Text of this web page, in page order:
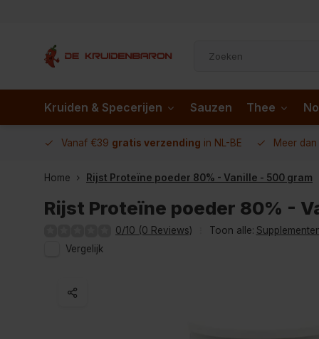
Kruiden & Specerijen Sauzen Thee
Vanaf €39 gratis verzending in NL-BE Meer dan
Home Rijst Proteïne poeder 80% - Vanille - 500 gram
Rijst Proteïne poeder 80% -
0/10 (0 Reviews) Toon alle:
Vergelijk